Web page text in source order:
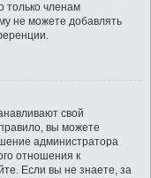
только членам
не можете добавлять
свой
вы можете
администратора
отношения к
Если вы не знаете, за